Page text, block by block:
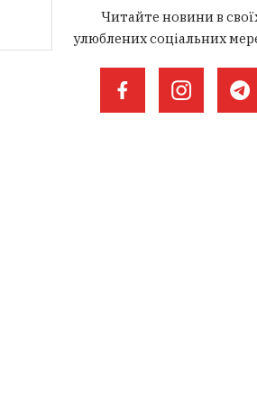
Читайте новини в
улюблених соціальних